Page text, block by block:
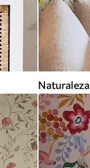
Naturaleza